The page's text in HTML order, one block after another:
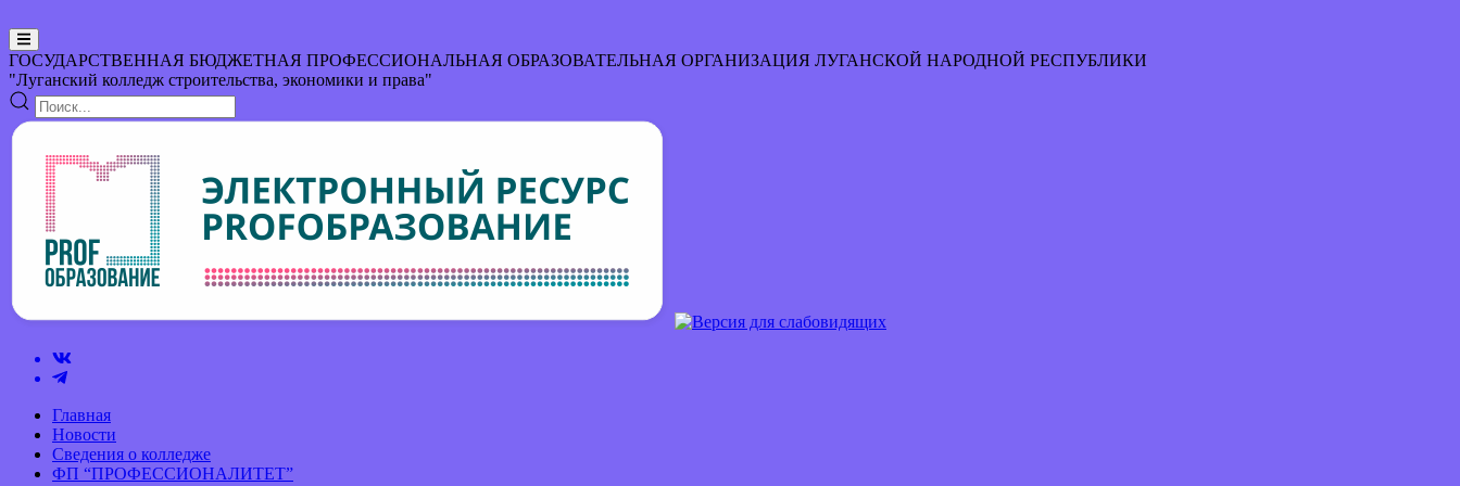
ГОСУДАРСТВЕННАЯ БЮДЖЕТНАЯ ПРОФЕССИОНАЛЬНАЯ ОБРАЗОВАТЕЛЬНАЯ ОРГАНИЗАЦИЯ ЛУГАНСКОЙ НАРОДНОЙ РЕСПУБЛИКИ
"Луганский колледж строительства, экономики и права"
Главная
Новости
Сведения о колледже
ФП “ПРОФЕССИОНАЛИТЕТ”